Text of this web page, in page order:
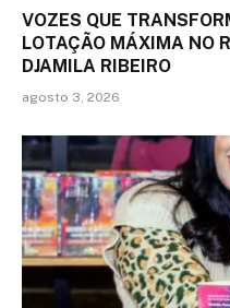
VOZES QUE
LOTAÇÃO MÁXIMA NO
DJAMILA RIBEIRO
agosto 3, 2026